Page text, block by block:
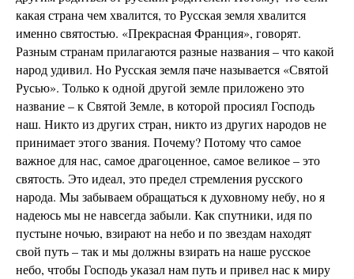
какая страна чем хвалится, то Русская земля хвалится
именно святостью. «Прекрасная Франция», говорят.
Разным странам прилагаются разные названия – что какой
народ удивил. Но Русская земля паче называется «Святой
Русью». Только к одной другой земле приложено это
название – к Святой Земле, в которой просиял Господь
наш. Никто из других стран, никто из других народов не
принимает этого звания. Почему? Потому что самое
важное для нас, самое драгоценное, самое великое – это
святость. Это идеал, это предел стремления русского
народа. Мы забываем обращаться к духовному небу, но я
надеюсь мы не навсегда забыли. Как спутники, идя по
пустыне ночью, взирают на небо и по звездам находят
свой путь – так и мы должны взирать на наше русское
небо, чтобы Господь указал нам путь и привел нас к миру